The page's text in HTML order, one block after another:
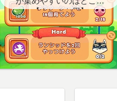
【クエスト用】